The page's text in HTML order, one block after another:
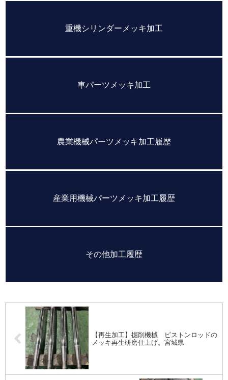
重機シリンダーメッキ加工
車パーツメッキ加工
農業機械パーツメッキ加工履歴
産業用機械パーツメッキ加工履歴
その他加工履歴
【再生加工】掘削機械 ピストンロッドの
メッキ再生研磨仕上げ。宮城県